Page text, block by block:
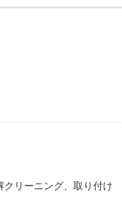
リーニング、取り付け